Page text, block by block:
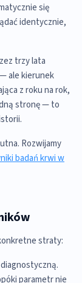
się
identycznie,
trzy lata
ale kierunek
z roku na rok,
stronę — to
Rozwijamy
badań krwi w
straty:
parametr nie